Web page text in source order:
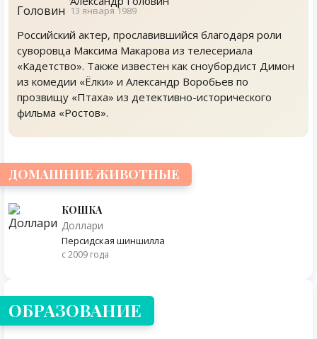
13 января 1989
Российский актер, прославившийся благодаря роли
суворовца Максима Макарова из телесериала
«Кадетство». Также известен как сноубордист Димон
из комедии «Ёлки» и Александр Воробьев по
прозвищу «Птаха» из детективно-исторического
фильма «Ростов».
ДОМАШНИЕ ЖИВОТНЫЕ
КОШКА
Доллари
Персидская шиншилла
с 2009 года
ОБРАЗОВАНИЕ